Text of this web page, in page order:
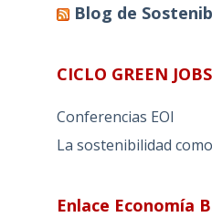
Blog de
CICLO GREEN
Conferencias EOI
La sostenibilidad
Enlace Economía